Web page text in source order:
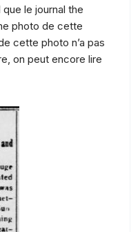
le journal the
photo de cette
cette photo n’a pas
on peut encore lire